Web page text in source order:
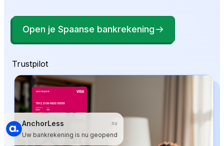
Open je Spaanse bankrekening
Trustpilot
AnchorLess nu
Uw bankrekening is nu geopend